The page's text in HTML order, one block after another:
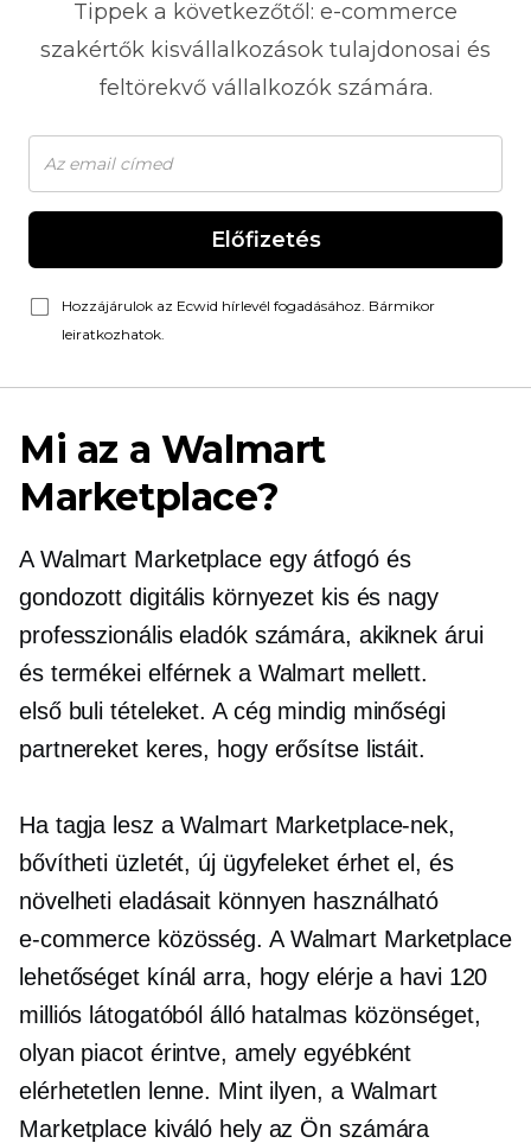
Tippek a következőtől: e-commerce
szakértők kisvállalkozások tulajdonosai és
feltörekvő vállalkozók számára.
Előfizetés
Hozzájárulok az Ecwid hírlevél fogadásához. Bármikor
leiratkozhatok.
Mi az a Walmart
Marketplace?
A Walmart Marketplace egy átfogó és
gondozott digitális környezet kis és nagy
professzionális eladók számára, akiknek árui
és termékei elférnek a Walmart mellett.
első buli tételeket. A cég mindig minőségi
partnereket keres, hogy erősítse listáit.
Ha tagja lesz a Walmart Marketplace-nek,
bővítheti üzletét, új ügyfeleket érhet el, és
növelheti eladásait könnyen használható
e-commerce közösség. A Walmart Marketplace
lehetőséget kínál arra, hogy elérje a havi 120
milliós látogatóból álló hatalmas közönséget,
olyan piacot érintve, amely egyébként
elérhetetlen lenne. Mint ilyen, a Walmart
Marketplace kiváló hely az Ön számára